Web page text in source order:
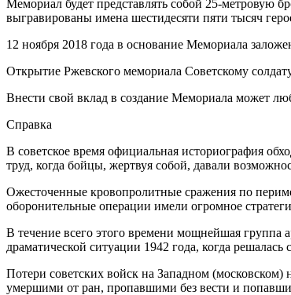
Мемориал будет представлять собой 25-метровую
выгравированы имена шестидесяти пяти тысяч
12 ноября 2018 года в основание Мемориала
Открытие Ржевского мемориала Советскому
Внести свой вклад в создание Мемориала может
Справка
В советское время официальная историография
труд, когда бойцы, жертвуя собой, давали
Ожесточенные кровопролитные сражения по
оборонительные операции имели огромное
В течение всего этого времени мощнейшая группа
драматической ситуации 1942 года, когда
Потери советских войск на Западном (московском)
умершими от ран, пропавшими без вести и